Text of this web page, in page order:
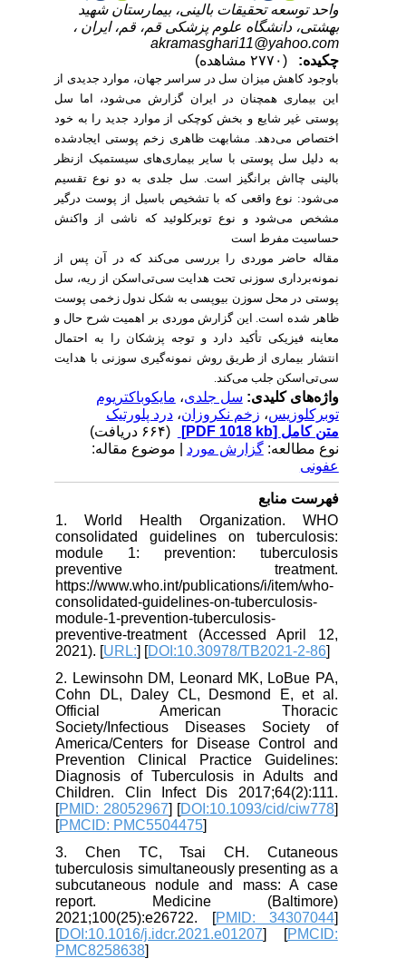
واحد توسعه تحقیقات بالینی، بیمارستان شهید
بهشتی، دانشگاه علوم پزشکی قم، قم، ایران ،
akramasghari11@yahoo.com
چکیده:
باوجود کاهش میزان سل در سراسر جهان، موارد جدیدی از
این بیماری همچنان در ایران گزارش می‌شود، اما سل
پوستی غیر شایع و بخش کوچکی از موارد جدید را به خود
اختصاص می‌دهد. مشابهت ظاهری زخم پوستی ایجادشده
به دلیل سل پوستی با سایر بیماری‌های سیستمیک ازنظر
بالینی چااش برانگیز است. سل جلدی به دو نوع تقسیم
می‌شود: نوع واقعی که با تشخیص باسیل از پوست درگیر
مشخص می‌شود و نوع توبرکلوئید که ناشی از واکنش
حساسیت مفرط است
مقاله حاضر موردی را بررسی می‌کند که در آن پس از
نمونه‌برداری سوزنی تحت هدایت سی‌تی‌اسکن از ریه، سل
پوستی در محل سوزن بیوپسی به شکل ندول زخمی پوست
ظاهر شده است. این گزارش موردی بر اهمیت شرح حال و
معاینه فیزیکی تأکید دارد و توجه پزشکان را به احتمال
انتشار بیماری از طریق روش نمونه‌گیری سوزنی با هدایت
سی‌تی‌اسکن جلب می‌کند.
واژه‌های کلیدی:سل جلدی،مایکوباکتریوم
توبرکلوزیس،زخم نکروزان ،درد پلورتیک
متن کامل[PDF 1018 kb]
نوع مطالعه:گزارش مورد | موضوع مقاله:
عفونی
فهرست منابع
1. World Health Organization. WHO
consolidated guidelines on tuberculosis:
module 1: prevention: tuberculosis
preventive treatment.
https://www.who.int/publications/i/item/who-
consolidated-guidelines-on-tuberculosis-
module-1-prevention-tuberculosis-
preventive-treatment (Accessed April 12,
2021). [URL:] [DOI:10.30978/TB2021-2-86
2. Lewinsohn DM, Leonard MK, LoBue PA,
Cohn DL, Daley CL, Desmond E, et al.
Official American Thoracic
Society/Infectious Diseases Society of
America/Centers for Disease Control and
Prevention Clinical Practice Guidelines:
Diagnosis of Tuberculosis in Adults and
Children. Clin Infect Dis 2017;64(2):111.
[PMID: 28052967] [DOI:10.1093/cid/ciw778
[PMCID: PMC5504475
3. Chen TC, Tsai CH. Cutaneous
tuberculosis simultaneously presenting as a
subcutaneous nodule and mass: A case
report. Medicine (Baltimore)
2021;100(25):e26722. [PMID: 34307044
[DOI:10.1016/j.idcr.2021.e01207 ] [PMCID:
PMC8258638